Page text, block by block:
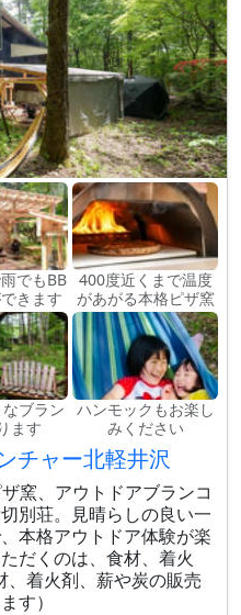
でもBB
きます
400度近くまで温度
があがる本格ピザ窯
ブラン
ます
ハンモックもお楽し
みください
チャー北軽井沢
窯、アウトドアブランコ
別荘。見晴らしの良い一
本格アウトドア体験が楽
だくのは、食材、着火
着火剤、薪や炭の販売
す）